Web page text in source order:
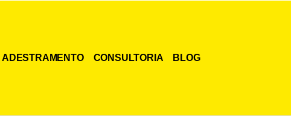
ADESTRAMENTO CONSULTORIA BLOG